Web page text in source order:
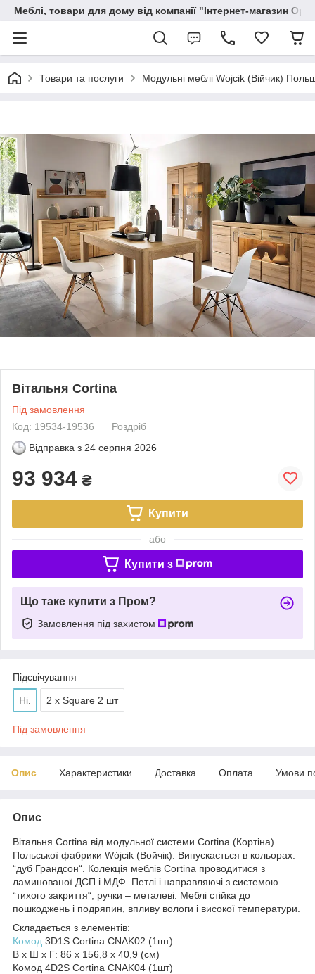
Меблі, товари для дому від компанії "Інтернет-магазин
Товари та послуги Модульні меблі Wojcik (Війчик)
Вітальня Cortina
Під замовлення
Код: 19534-19536
Роздріб
Відправка з 24 серпня 2026
93 934 ₴
Купити
або
Купити з
Що таке купити з Пром?
Замовлення під захистом
Підсвічування
Ні. 2 x Square 2 шт
Під замовлення
Опис Характеристики Доставка Оплата Умови
Опис
Вітальня Cortina від модульної системи Cortina (Кортіна)
Польської фабрики Wójcik (Войчік). Випускається в кольорах:
“дуб Грандсон“. Колекція меблів Cortina проводитися з
ламинованої ДСП і МДФ. Петлі і направляючі з системою
“тихого закриття“, ручки – металеві. Меблі стійка до
пошкоджень і подряпин, впливу вологи і високої температури.
Складається з елементів:
Комод 3D1S Cortina CNAK02 (1шт)
В х Ш х Г: 86 х 156,8 х 40,9 (см)
Комод 4D2S Cortina CNAK04 (1шт)